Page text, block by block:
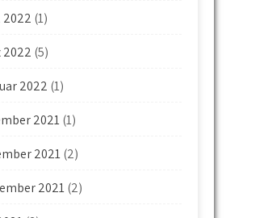
(1)
2022 (5)
2022 (1)
2021(1)
2021(2)
2021(2)